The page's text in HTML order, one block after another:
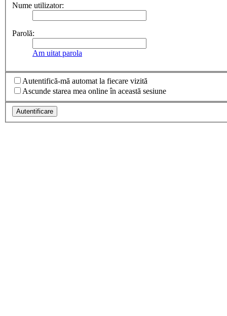
Nume utilizator:
Parolă:
Am uitat parola
Autentifică-mă automat la fiecare vizită
Ascunde starea mea online în această sesiune